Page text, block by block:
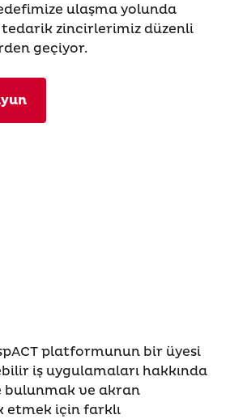
ulaşma yolunda
zincirlerimiz düzenli
geçiyor.
platformunun bir üyesi
iş uygulamaları hakkında
bulunmak ve akran
etmek için farklı